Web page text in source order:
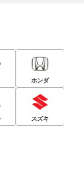
ホンダ
スズキ